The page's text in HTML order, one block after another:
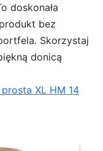
doskonała
bez
Skorzystaj
donicą
XL HM 14